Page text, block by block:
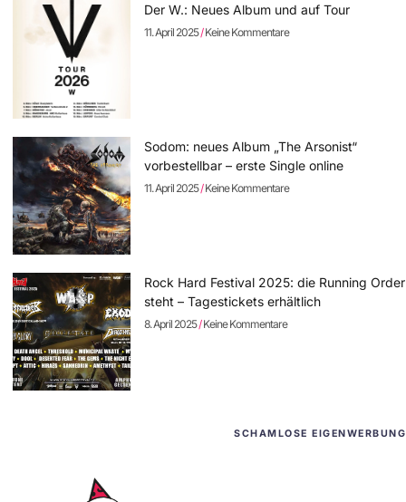
Der W.: Neues Album und auf Tour
11. April 2025 Keine Kommentare
Sodom: neues Album „The Arsonist“
vorbestellbar – erste Single online
11. April 2025 Keine Kommentare
Rock Hard Festival 2025: die Running Order
steht – Tagestickets erhältlich
8. April 2025 Keine Kommentare
SCHAMLOSE EIGENWERBUNG